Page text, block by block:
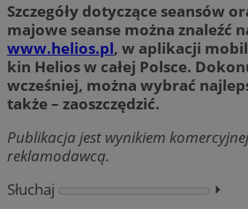
Szczegóły dotyczące seansów
majowe seanse można znaleźć
www.helios.pl, w aplikacji
kin Helios w całej Polsce.
wcześniej, można wybrać
także – zaoszczędzić.
Publikacja jest wynikiem
reklamodawcą.
Słuchaj
⏵︎